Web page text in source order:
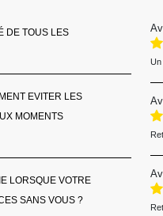
DE TOUS LES
EVITER LES
MOMENTS
LORSQUE VOTRE
SANS VOUS ?
Un